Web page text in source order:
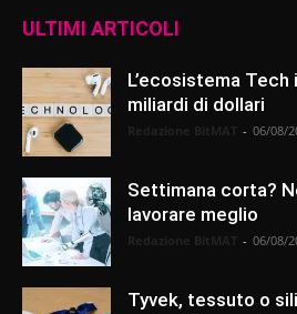
ULTIMI ARTICOLI
L’ecosistema
miliardi di dollari
- 06/08/
Settimana corta?
lavorare meglio
- 06/08/
Tyvek, tessuto o